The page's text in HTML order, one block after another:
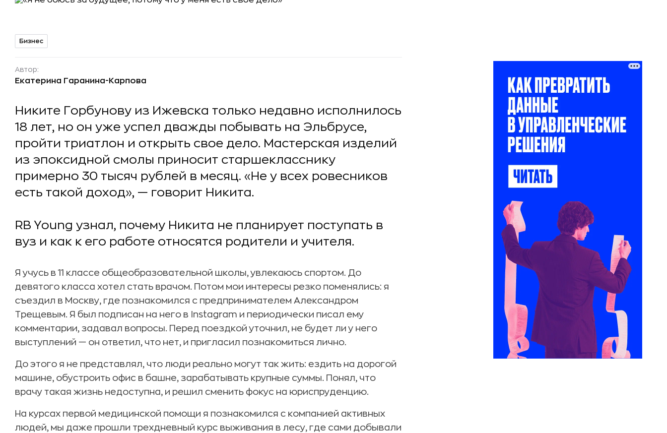
Бизнес
Автор:
Екатерина Гаранина-Карпова
Никите Горбунову из Ижевска только недавно исполнилось
18 лет, но он уже успел дважды побывать на Эльбрусе,
пройти триатлон и открыть свое дело. Мастерская изделий
из эпоксидной смолы приносит старшекласснику
примерно 30 тысяч рублей в месяц. «Не у всех ровесников
есть такой доход», — говорит Никита.
RB Young узнал, почему Никита не планирует поступать в
вуз и как к его работе относятся родители и учителя.
Я учусь в 11 классе общеобразовательной школы, увлекаюсь спортом. До
девятого класса хотел стать врачом. Потом мои интересы резко поменялись: я
съездил в Москву, где познакомился с предпринимателем Александром
Трещевым. Я был подписан на него в Instagram и периодически писал ему
комментарии, задавал вопросы. Перед поездкой уточнил, не будет ли у него
выступлений — он ответил, что нет, и пригласил познакомиться лично.
До этого я не представлял, что люди реально могут так жить: ездить на дорогой
машине, обустроить офис в башне, зарабатывать крупные суммы. Понял, что
врачу такая жизнь недоступна, и решил сменить фокус на юриспруденцию.
На курсах первой медицинской помощи я познакомился с компанией активных
людей, мы даже прошли трехдневный курс выживания в лесу, где сами добывали